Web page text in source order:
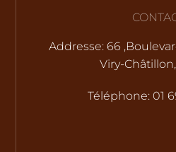
Addresse: 66
Viry-
Téléphone: 01